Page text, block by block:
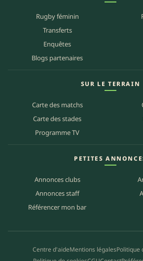
Rugby féminin
Transferts
Enquêtes
Blogs partenaires
SUR LE TERRAIN
Carte des matchs
Carte des stades
Programme TV
PETITES
Annonces clubs
Annonces staff
Référencer mon bar
Centre d'aideMentions légalesPolitique